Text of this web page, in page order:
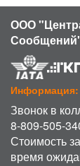
ООО
Информация:
Звонок в
8-809-505-
Стоимость
время